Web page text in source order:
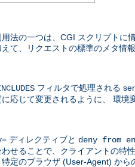
法の一つは、CGI スクリプトに
て、リクエストの標準のメタ情
フィルタで処理される
に応じて変更されるように、 環
ディレクティブと deny from
せることで、クライアントの特
定のブラウザ (User-Agent) から